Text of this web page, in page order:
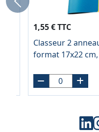
1,55 € TTC
Classeur 2
format 17x22
Previous